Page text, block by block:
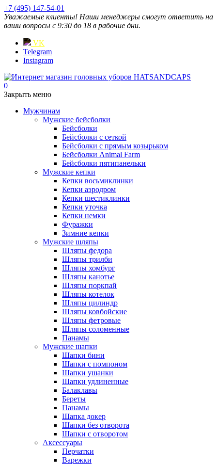
+7 (495) 147-54-01
Уважаемые клиенты! Наши менеджеры смогут ответить на
ваши вопросы с 9:30 до 18 в рабочие дни.
VK
Telegram
Instagram
0
Закрыть меню
Мужчинам
Мужские бейсболки
Бейсболки
Бейсболки с сеткой
Бейсболки с прямым козырьком
Бейсболки Animal Farm
Бейсболки пятипанельки
Мужские кепки
Кепки восьмиклинки
Кепки аэродром
Кепки шестиклинки
Кепки уточка
Кепки немки
Фуражки
Зимние кепки
Мужские шляпы
Шляпы федора
Шляпы трилби
Шляпы хомбург
Шляпы канотье
Шляпы поркпай
Шляпы котелок
Шляпы цилиндр
Шляпы ковбойские
Шляпы фетровые
Шляпы соломенные
Панамы
Мужские шапки
Шапки бини
Шапки с помпоном
Шапки ушанки
Шапки удлиненные
Балаклавы
Береты
Панамы
Шапка докер
Шапки без отворота
Шапки с отворотом
Аксессуары
Перчатки
Варежки